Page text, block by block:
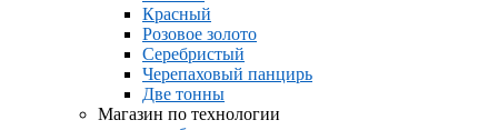
Красный
Розовое золото
Серебристый
Черепаховый панцирь
Две тонны
Магазин по технологии